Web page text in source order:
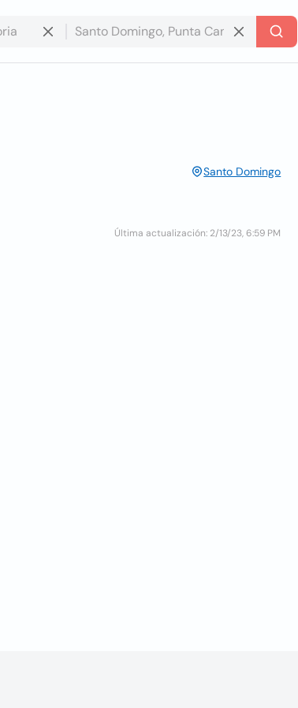
Santo Domingo
Última actualización: 2/13/23, 6:59 PM